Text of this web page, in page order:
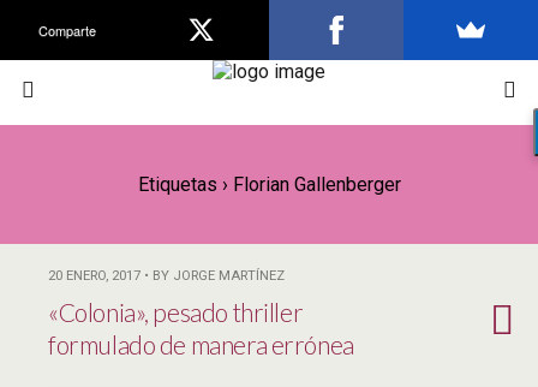
Etiquetas › Florian Gallenberger
20 ENERO, 2017 • BY JORGE MARTÍNEZ
«Colonia», pesado thriller
formulado de manera errónea
Comparte